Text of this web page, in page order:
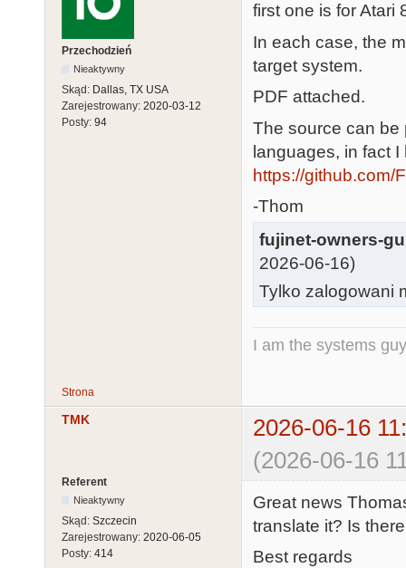
Przechodzień
Nieaktywny
Skąd: Dallas, TX USA
Zarejestrowany: 2020-03-12
Posty: 94
first one is for Atari
In each case, the
target system.
PDF attached.
The source can be
languages, in fact I
https://github.com/
-Thom
fujinet-owners-
2026-06-16)
Tylko zalogowani
I am the systems
Strona
TMK
2026-06-16
(2026-06-16
Referent
Nieaktywny
Skąd: Szczecin
Zarejestrowany: 2020-06-05
Posty: 414
Great news
translate it? Is
Best regards